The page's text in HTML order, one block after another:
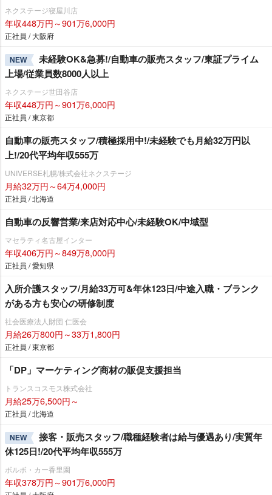
ネクステージ寝屋川店
年収448万円～901万6,000円
正社員 / 大阪府
NEW
未経験OK&急募!/自動車の販売スタッフ/東証プライム
上場/従業員数8000人以上
ネクステージ世田谷店
年収448万円～901万6,000円
正社員 / 東京都
自動車の販売スタッフ/積極採用中!/未経験でも月給32万円以
上!/20代平均年収555万
UNIVERSE札幌/株式会社ネクステージ
月給32万円～64万4,000円
正社員 / 北海道
自動車の反響営業/来店対応中心/未経験OK/中域型
マセラティ名古屋インター
年収406万円～849万8,000円
正社員 / 愛知県
入所介護スタッフ/月給33万可&年休123日/中途入職・ブランク
がある方も安心の研修制度
社会医療法人財団 仁医会
月給26万800円～33万1,800円
正社員 / 東京都
「DP」マーケティング商材の販促支援担当
トランスコスモス株式会社
月給25万6,500円～
正社員 / 北海道
NEW
接客・販売スタッフ/職種経験者は給与優遇あり/実質年
休125日!/20代平均年収555万
ボルボ・カー香里園
年収378万円～901万6,000円